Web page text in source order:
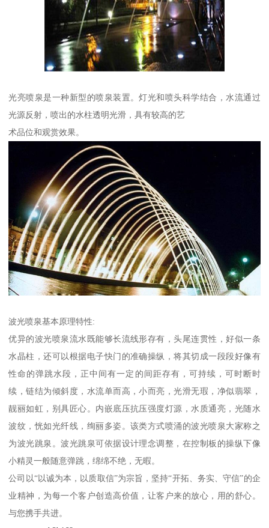
光亮喷泉是一种新型的喷泉装置。灯光和喷头科学结合，水流通过
光源反射，喷出的水柱透明光滑，具有较高的艺
术品位和观赏效果。
波光喷泉基本原理特性:
优异的波光喷泉流水既能够长流线形存有，头尾连贯性，好似一条
水晶柱，还可以根据电子快门的准确操纵，将其切成一段段好像有
性命的弹跳水段，正中间有一定的间距存有，可持续，可时断时
续，链结为倾斜度，水流单而高，小而亮，光滑无瑕，净似翡翠，
靓丽如虹，别具匠心。内嵌底压抗压强度灯源，水质通亮，光随水
波纹，恍如光纤线，绚丽多姿。该类方式喷涌的波光喷泉大家称之
为波光跳泉。波光跳泉可依据设计理念调整，在控制板的操纵下像
小精灵一般随意弹跳，绵绵不绝，无暇。
公司以“以诚为本，以质取信”为宗旨，坚持“开拓、务实、守信”的企
业精神，为每一个客户创造高价值，让客户来的放心，用的舒心。
与您携手共进。